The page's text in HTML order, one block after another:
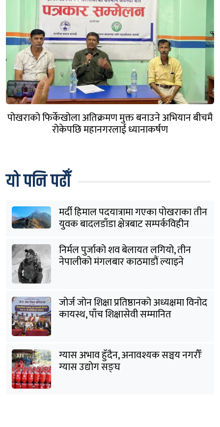
पोखराको फिर्केखोला अतिक्रमण मुक्त बनाउने अभियान बीचमै
रोकेपछि महानगरलाई ध्यानाकर्षण
यो पनि पढौँ
मर्दी हिमाल पदयात्रामा गएका पोखराका तीन
युवक बादलडाँडा क्षेत्रबाट सम्पर्कविहीन
निर्मल पुर्जाको शव बेलायत लगियो, तीन
नेपालीको मंगलबार काठमाडौं ल्याइने
जोर्ज जोन शिक्षा प्रतिष्ठानको अध्यक्षमा विनोद
कायस्थ, पाँच शिक्षासेवी सम्मानित
ग्यास अभाव हुँदैन, अनावश्यक सञ्चय नगरौँः
ग्यास उद्योग सङ्घ